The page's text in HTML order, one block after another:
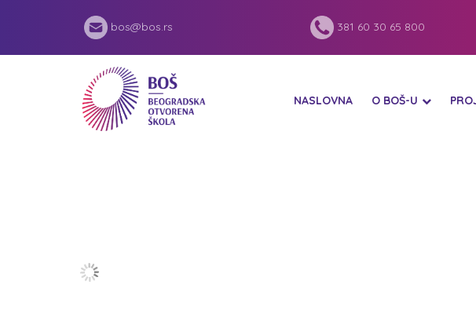
bos@bos.rs 381 60 30 65 800
NASLOVNA O BOŠ-U